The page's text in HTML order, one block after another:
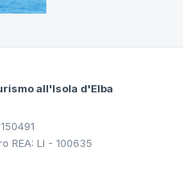
all'Isola d'Elba
REA: LI - 100635